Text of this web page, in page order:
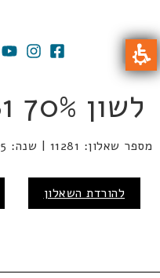
לשון 70% 11281 2025
מספר שאלון: 11281 | שנה: 2025 | מקצוע: לשון | מועד: חורף
להורדת השאלון